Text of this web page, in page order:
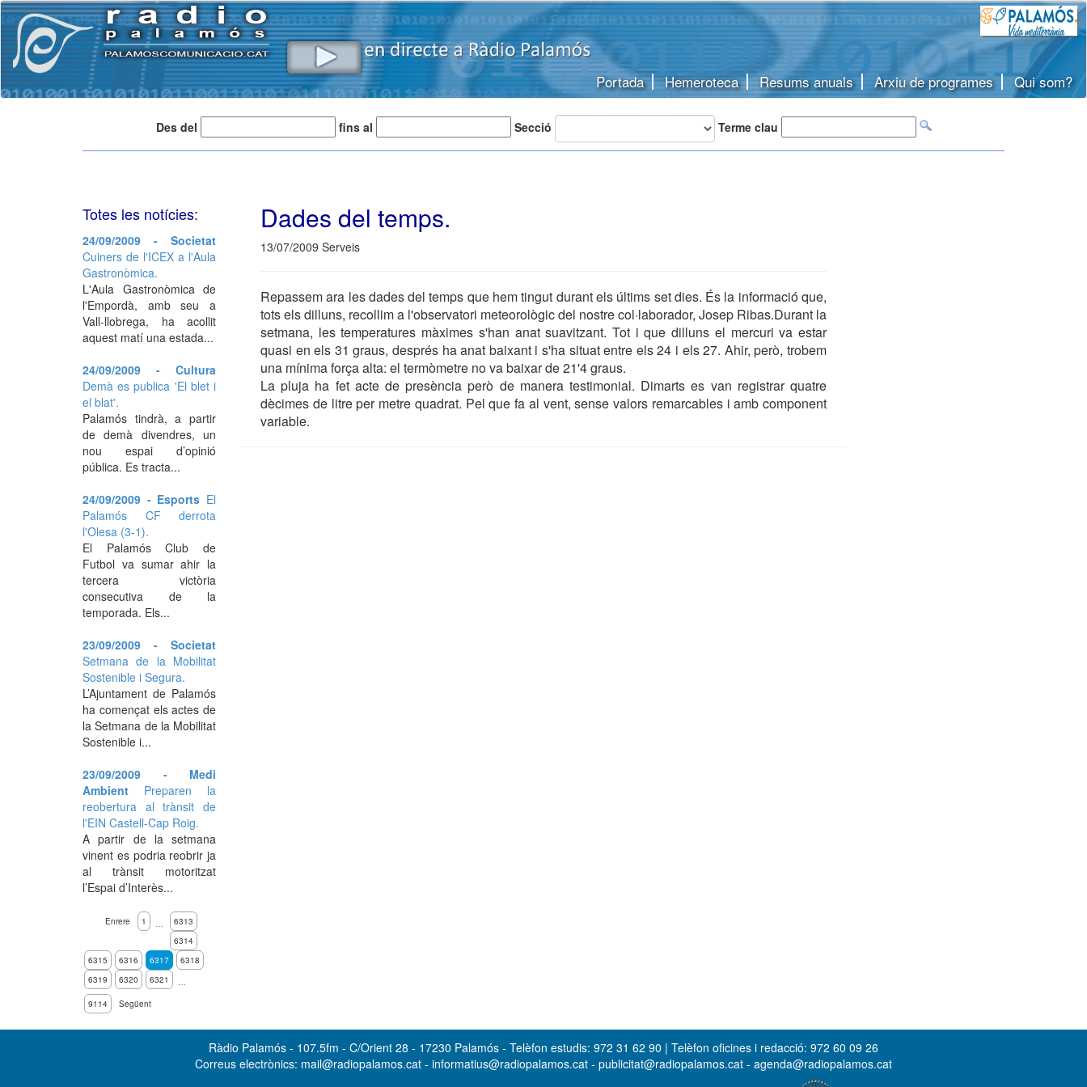
Portada Hemeroteca Resums anuals Arxiu de programes Qui som?
Des del fins al Secció Terme clau
Dades del temps.
13/07/2009 Serveis
Repassem ara les dades del temps que hem tingut durant els últims set dies. És la informació que,
tots els dilluns, recollim a l'observatori meteorològic del nostre col·laborador, Josep Ribas.Durant la
setmana, les temperatures màximes s'han anat suavitzant. Tot i que dilluns el mercuri va estar
quasi en els 31 graus, després ha anat baixant i s'ha situat entre els 24 i els 27. Ahir, però, trobem
una mínima força alta: el termòmetre no va baixar de 21'4 graus.
La pluja ha fet acte de presència però de manera testimonial. Dimarts es van registrar quatre
dècimes de litre per metre quadrat. Pel que fa al vent, sense valors remarcables i amb component
variable.
Totes les notícies:
24/09/2009 - Societat
Cuiners de l'ICEX a l'Aula
Gastronòmica.
L'Aula Gastronòmica de
l'Empordà, amb seu a
Vall-llobrega, ha acollit
aquest matí una estada...
24/09/2009 - Cultura
Demà es publica 'El blet i
el blat'.
Palamós tindrà, a partir
de demà divendres, un
nou espai d’opinió
pública. Es tracta...
24/09/2009 - Esports El
Palamós CF derrota
l'Olesa (3-1).
El Palamós Club de
Futbol va sumar ahir la
tercera victòria
consecutiva de la
temporada. Els...
23/09/2009 - Societat
Setmana de la Mobilitat
Sostenible i Segura.
L’Ajuntament de Palamós
ha començat els actes de
la Setmana de la Mobilitat
Sostenible i...
23/09/2009 - Medi
Ambient Preparen la
reobertura al trànsit de
l'EIN Castell-Cap Roig.
A partir de la setmana
vinent es podria reobrir ja
al trànsit motoritzat
l’Espai d’Interès...
Enrere 1 …
6313
6314
6315
6316 6317
6318
6319
6320 6321
…
9114
Següent
Ràdio Palamós - 107.5fm - C/Orient 28 - 17230 Palamós - Telèfon estudis: 972 31 62 90 | Telèfon oficines i redacció: 972 60 09 26
Correus electrònics: mail@radiopalamos.cat - informatius@radiopalamos.cat - publicitat@radiopalamos.cat - agenda@radiopalamos.cat